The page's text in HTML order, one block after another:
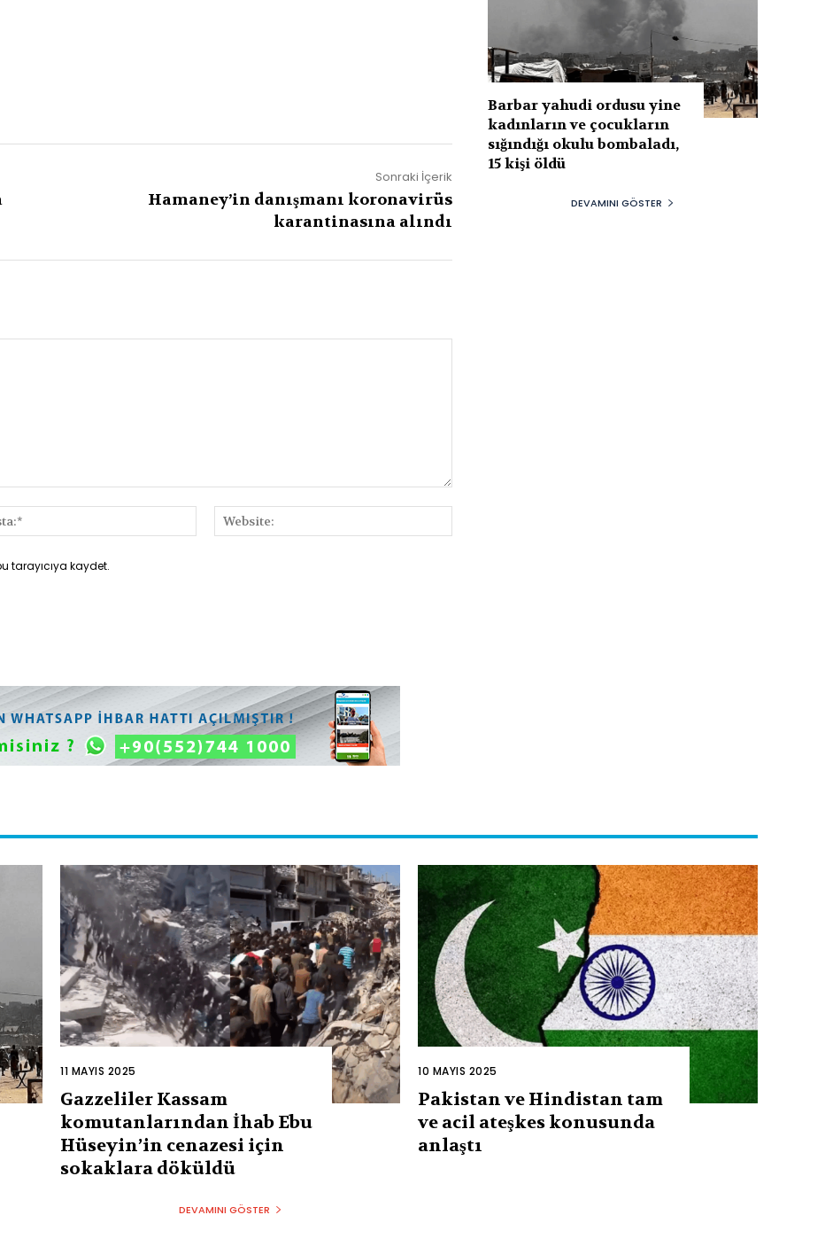
Sonraki İçerik
Hamaney’in danışmanı koronavirüs
karantinasına alındı
Posta:*
tarayıcıya kaydet.
Barbar yahudi ordusu yine
kadınların ve çocukların
sığındığı okulu bombaladı,
15 kişi öldü
DEVAMINI GÖSTER
11 MAYIS 2025
Gazzeliler Kassam
komutanlarından İhab Ebu
Hüseyin’in cenazesi için
sokaklara döküldü
10 MAYIS 2025
Pakistan ve Hindistan tam
ve acil ateşkes konusunda
anlaştı
DEVAMINI GÖSTER